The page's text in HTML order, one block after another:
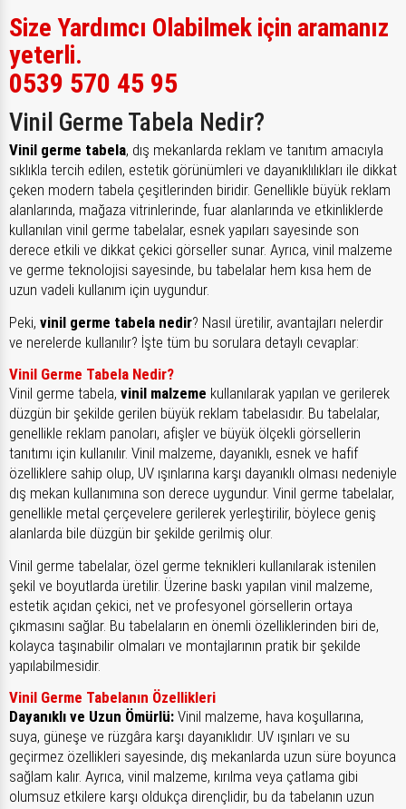
Size Yardımcı Olabilmek için aramanız
yeterli.
0539 570 45 95
Vinil Germe Tabela Nedir?
Vinil germe tabela, dış mekanlarda reklam ve tanıtım amacıyla
sıklıkla tercih edilen, estetik görünümleri ve dayanıklılıkları ile dikkat
çeken modern tabela çeşitlerinden biridir. Genellikle büyük reklam
alanlarında, mağaza vitrinlerinde, fuar alanlarında ve etkinliklerde
kullanılan vinil germe tabelalar, esnek yapıları sayesinde son
derece etkili ve dikkat çekici görseller sunar. Ayrıca, vinil malzeme
ve germe teknolojisi sayesinde, bu tabelalar hem kısa hem de
uzun vadeli kullanım için uygundur.
Peki, vinil germe tabela nedir? Nasıl üretilir, avantajları nelerdir
ve nerelerde kullanılır? İşte tüm bu sorulara detaylı cevaplar:
Vinil Germe Tabela Nedir?
Vinil germe tabela, vinil malzeme kullanılarak yapılan ve gerilerek
düzgün bir şekilde gerilen büyük reklam tabelasıdır. Bu tabelalar,
genellikle reklam panoları, afişler ve büyük ölçekli görsellerin
tanıtımı için kullanılır. Vinil malzeme, dayanıklı, esnek ve hafif
özelliklere sahip olup, UV ışınlarına karşı dayanıklı olması nedeniyle
dış mekan kullanımına son derece uygundur. Vinil germe tabelalar,
genellikle metal çerçevelere gerilerek yerleştirilir, böylece geniş
alanlarda bile düzgün bir şekilde gerilmiş olur.
Vinil germe tabelalar, özel germe teknikleri kullanılarak istenilen
şekil ve boyutlarda üretilir. Üzerine baskı yapılan vinil malzeme,
estetik açıdan çekici, net ve profesyonel görsellerin ortaya
çıkmasını sağlar. Bu tabelaların en önemli özelliklerinden biri de,
kolayca taşınabilir olmaları ve montajlarının pratik bir şekilde
yapılabilmesidir.
Vinil Germe Tabelanın Özellikleri
Dayanıklı ve Uzun Ömürlü: Vinil malzeme, hava koşullarına,
suya, güneşe ve rüzgâra karşı dayanıklıdır. UV ışınları ve su
geçirmez özellikleri sayesinde, dış mekanlarda uzun süre boyunca
sağlam kalır. Ayrıca, vinil malzeme, kırılma veya çatlama gibi
olumsuz etkilere karşı oldukça dirençlidir, bu da tabelanın uzun